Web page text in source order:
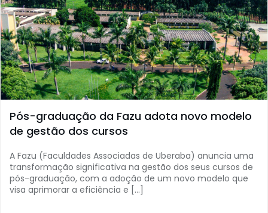
Pós-graduação da Fazu adota novo modelo
de gestão dos cursos
A Fazu (Faculdades Associadas de Uberaba) anuncia uma
transformação significativa na gestão dos seus cursos de
pós-graduação, com a adoção de um novo modelo que
visa aprimorar a eficiência e […]